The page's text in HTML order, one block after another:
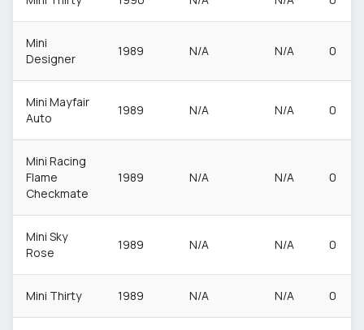
Mini
Designer
1989 N/A N/A 0
Mini Mayfair
Auto
1989 N/A N/A 0
Mini Racing
Flame
Checkmate
1989 N/A N/A 0
Mini Sky
Rose
1989 N/A N/A 0
Mini Thirty 1989 N/A N/A 0